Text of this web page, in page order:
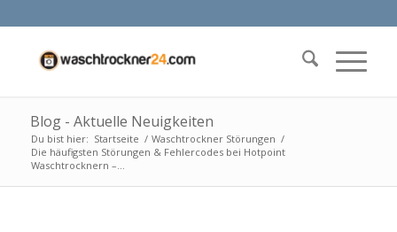
Blog - Aktuelle Neuigkeiten
Du bist hier: Startseite / Waschtrockner Störungen /
Die häufigsten Störungen & Fehlercodes bei Hotpoint
Waschtrocknern –...